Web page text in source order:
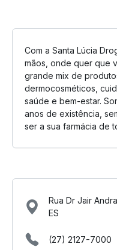
Com a Santa Lúcia
mãos, onde quer que
grande mix de
dermocosméticos,
saúde e bem-estar.
anos de existência,
ser a sua farmácia de
Rua Dr Jair
ES
(27) 2127-7000